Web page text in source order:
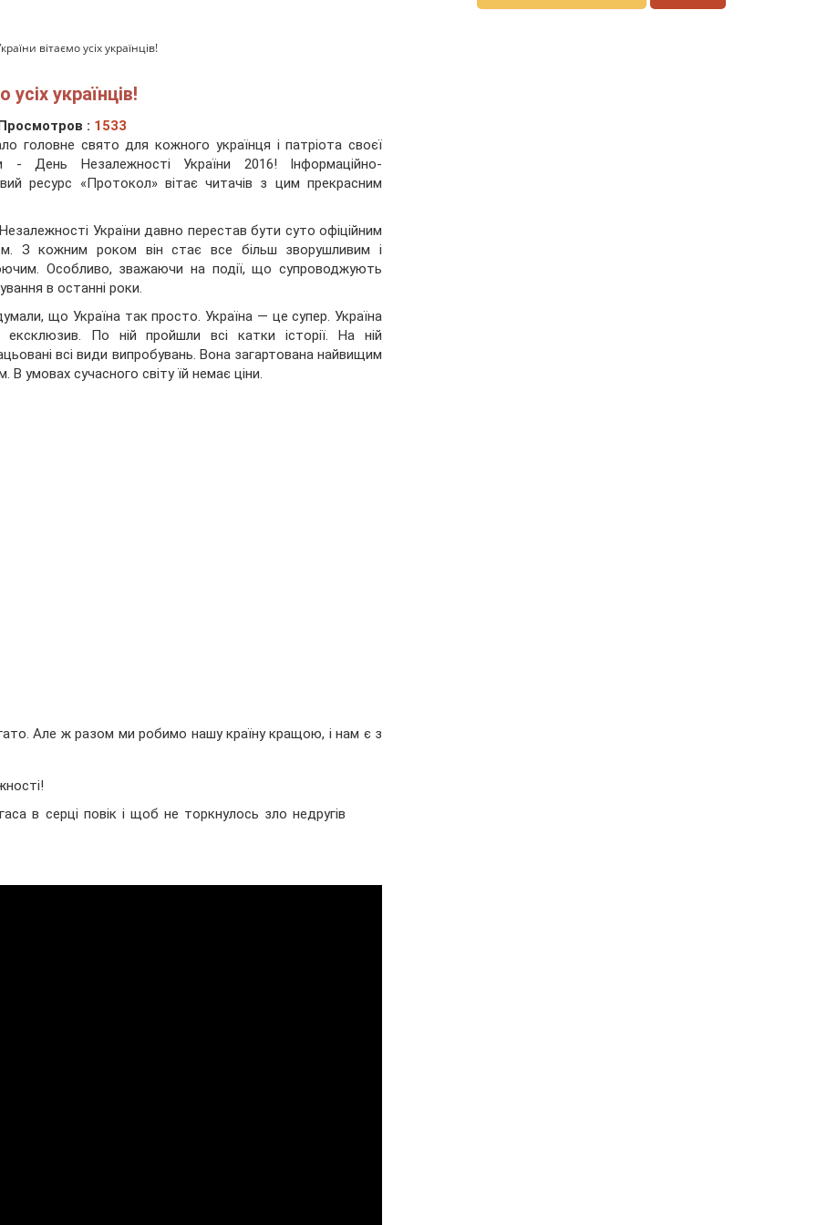
вітаємо усіх українців!
українців!
: 1533
головне свято для кожного українця і патріота своєї
- День Незалежності України 2016! Інформаційно-
ресурс «Протокол» вітає читачів з цим прекрасним
України давно перестав бути суто офіційним
З кожним роком він стає все більш зворушливим і
Особливо, зважаючи на події, що супроводжують
в останні роки.
що Україна так просто. Україна — це супер. Україна
По ній пройшли всі катки історії. На ній
всі види випробувань. Вона загартована найвищим
В умовах сучасного світу їй немає ціни.
Але ж разом ми робимо нашу країну кращою, і нам є з
в серці повік і щоб не торкнулось зло недругів